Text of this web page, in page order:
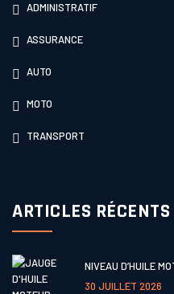
ADMINISTRATIF
ASSURANCE
AUTO
MOTO
TRANSPORT
ARTICLES RÉCENTS
NIVEAU D’HUILE
30 JUILLET 2026